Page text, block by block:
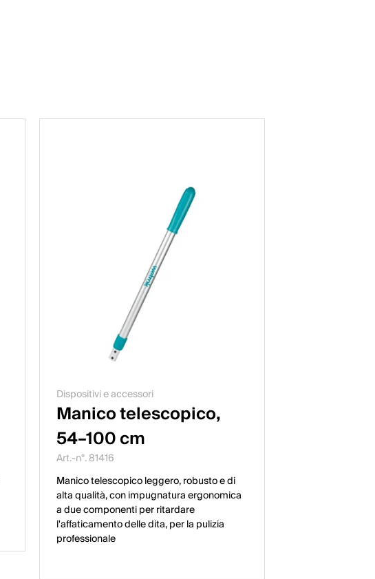
Dispositivi e accessori
Manico telescopico,
54–100 cm
Art.-n°. 81416
Manico telescopico leggero, robusto e di
alta qualità, con impugnatura ergonomica
a due componenti per ritardare
l'affaticamento delle dita, per la pulizia
professionale